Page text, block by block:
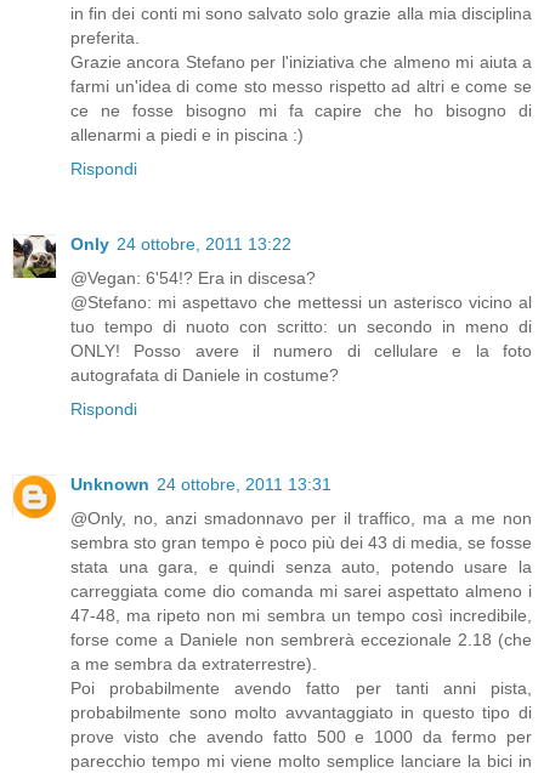
in fin dei conti mi sono salvato solo grazie alla mia disciplina
preferita.
Grazie ancora Stefano per l'iniziativa che almeno mi aiuta a
farmi un'idea di come sto messo rispetto ad altri e come se
ce ne fosse bisogno mi fa capire che ho bisogno di
allenarmi a piedi e in piscina :)
Rispondi
Only 24 ottobre, 2011 13:22
@Vegan: 6'54!? Era in discesa?
@Stefano: mi aspettavo che mettessi un asterisco vicino al
tuo tempo di nuoto con scritto: un secondo in meno di
ONLY! Posso avere il numero di cellulare e la foto
autografata di Daniele in costume?
Rispondi
Unknown 24 ottobre, 2011 13:31
@Only, no, anzi smadonnavo per il traffico, ma a me non
sembra sto gran tempo è poco più dei 43 di media, se fosse
stata una gara, e quindi senza auto, potendo usare la
carreggiata come dio comanda mi sarei aspettato almeno i
47-48, ma ripeto non mi sembra un tempo così incredibile,
forse come a Daniele non sembrerà eccezionale 2.18 (che
a me sembra da extraterrestre).
Poi probabilmente avendo fatto per tanti anni pista,
probabilmente sono molto avvantaggiato in questo tipo di
prove visto che avendo fatto 500 e 1000 da fermo per
parecchio tempo mi viene molto semplice lanciare la bici in